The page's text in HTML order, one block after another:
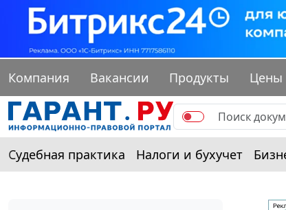
Компания Вакансии Продукты Цены
Судебная практика Налоги и бухучет